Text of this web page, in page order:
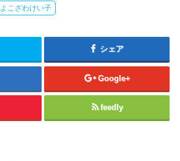
よこざわけい子
シェア
Google+
feedly